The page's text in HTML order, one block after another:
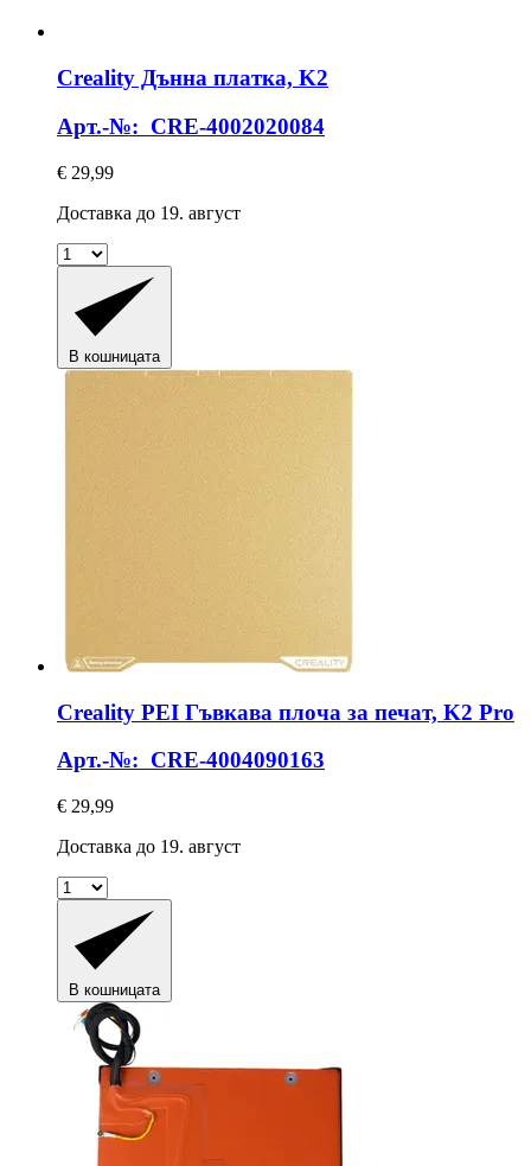
Creality Дънна платка, K2
Арт.-№: CRE-4002020084
€ 29,99
Доставка до 19. август
В кошницата
Creality PEI Гъвкава плоча за печат, K2 Pro
Арт.-№: CRE-4004090163
€ 29,99
Доставка до 19. август
В кошницата